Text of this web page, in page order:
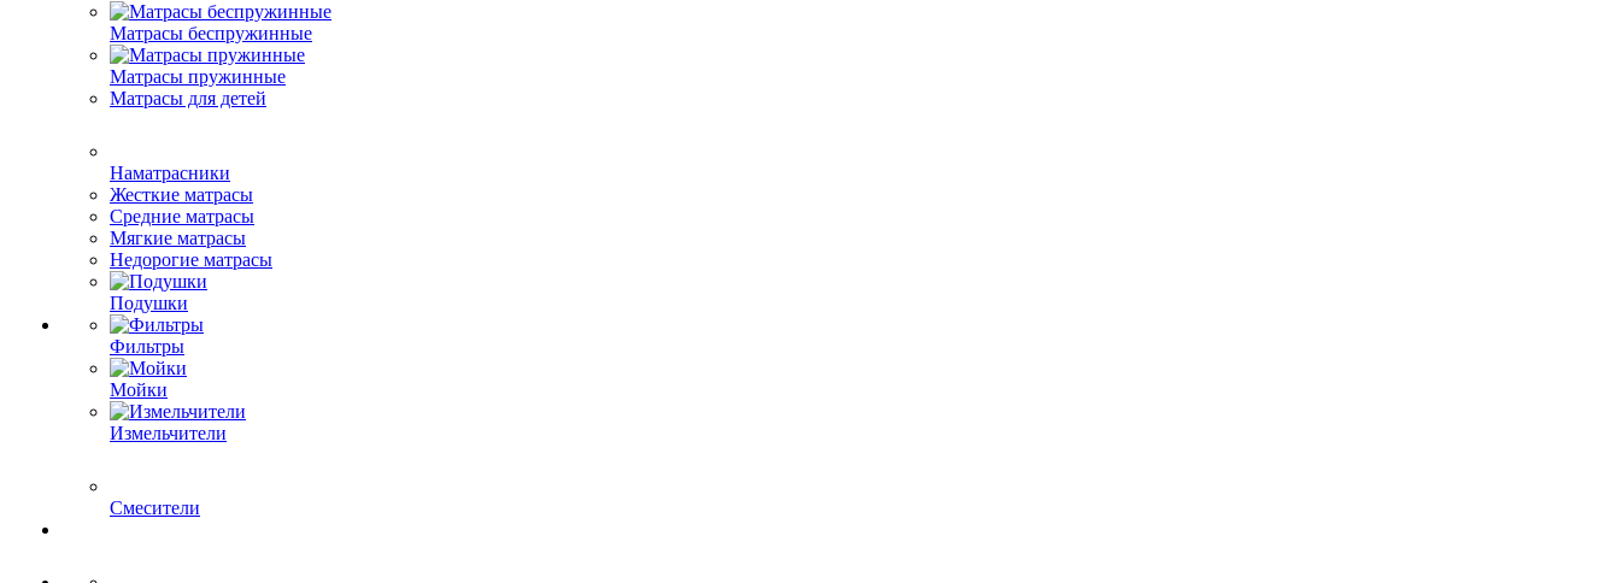
Матрасы беспружинные
Матрасы пружинные
Матрасы для детей
Наматрасники
Жесткие матрасы
Средние матрасы
Мягкие матрасы
Недорогие матрасы
Подушки
Фильтры
Мойки
Измельчители
Смесители